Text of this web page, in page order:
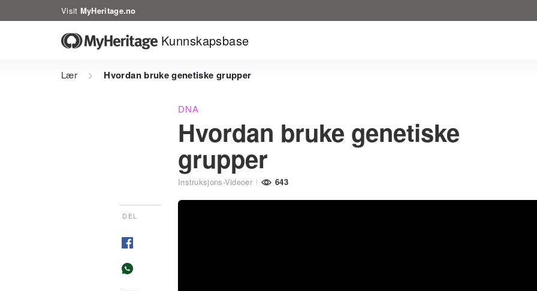
Visit MyHeritage.no
Kunnskapsbase
Lær Hvordan bruke genetiske grupper
DEL
DNA
Hvordan bruke genetiske
grupper
Instruksjons-Videoer 643